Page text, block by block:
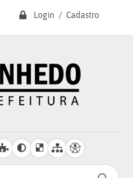
Login / Cadastro